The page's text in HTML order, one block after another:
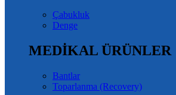
Çabukluk
Denge
MEDİKAL ÜRÜNLER
Bantlar
Toparlanma (Recovery)